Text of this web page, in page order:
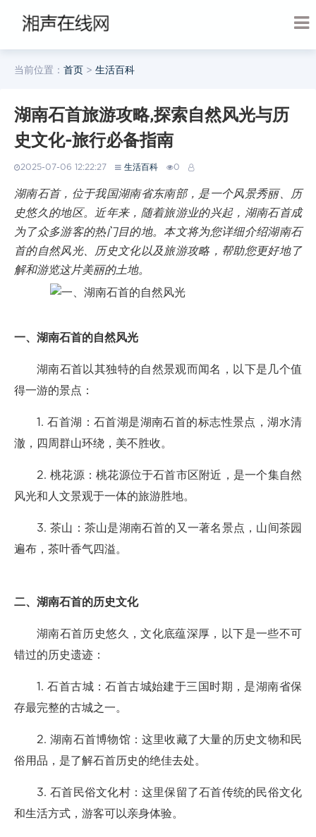
当前位置： 首页 > 生活百科
湖南石首旅游攻略,探索自然风光与历
史文化-旅行必备指南
2025-07-06 12:22:27 生活百科 0
湖南石首，位于我国湖南省东南部，是一个风景秀丽、历
史悠久的地区。近年来，随着旅游业的兴起，湖南石首成
为了众多游客的热门目的地。本文将为您详细介绍湖南石
首的自然风光、历史文化以及旅游攻略，帮助您更好地了
解和游览这片美丽的土地。
一、湖南石首的自然风光
湖南石首以其独特的自然景观而闻名，以下是几个值
得一游的景点：
1. 石首湖：石首湖是湖南石首的标志性景点，湖水清
澈，四周群山环绕，美不胜收。
2. 桃花源：桃花源位于石首市区附近，是一个集自然
风光和人文景观于一体的旅游胜地。
3. 茶山：茶山是湖南石首的又一著名景点，山间茶园
遍布，茶叶香气四溢。
二、湖南石首的历史文化
湖南石首历史悠久，文化底蕴深厚，以下是一些不可
错过的历史遗迹：
1. 石首古城：石首古城始建于三国时期，是湖南省保
存最完整的古城之一。
2. 湖南石首博物馆：这里收藏了大量的历史文物和民
俗用品，是了解石首历史的绝佳去处。
3. 石首民俗文化村：这里保留了石首传统的民俗文化
和生活方式，游客可以亲身体验。